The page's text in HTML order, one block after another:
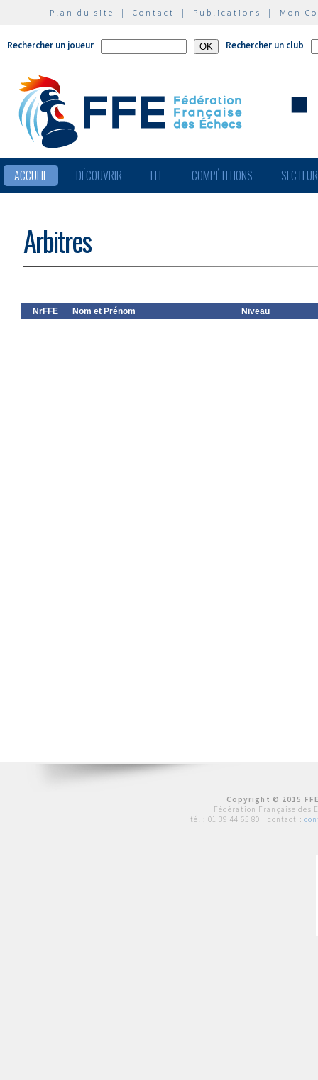
Plan du site | Contact | Publications | Mon
Rechercher un joueur Rechercher un club
ACCUEIL DÉCOUVRIR FFE COMPÉTITIONS
Arbitres
NrFFE Nom et Prénom Niveau
Copyright © 2015
Fédération Française des
tél : 01 39 44 65 80 | contact :